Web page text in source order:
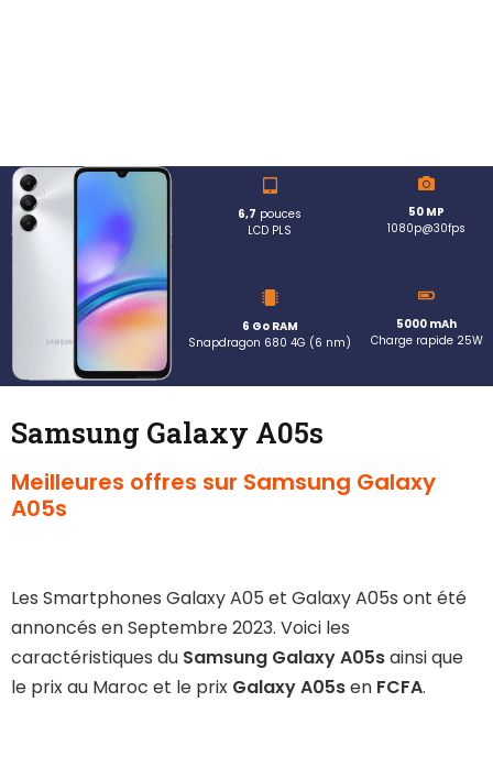
6,7 pouces
LCD PLS
50 MP
1080p@30fps
6 Go RAM
Snapdragon 680 4G (6 nm)
5000 mAh
Charge rapide 25W
Samsung Galaxy A05s
Meilleures offres sur Samsung Galaxy
A05s
Les Smartphones Galaxy A05 et Galaxy A05s ont été
annoncés en Septembre 2023. Voici les
caractéristiques du Samsung Galaxy A05sainsi que
le prix au Maroc et le prix Galaxy A05sen FCFA.